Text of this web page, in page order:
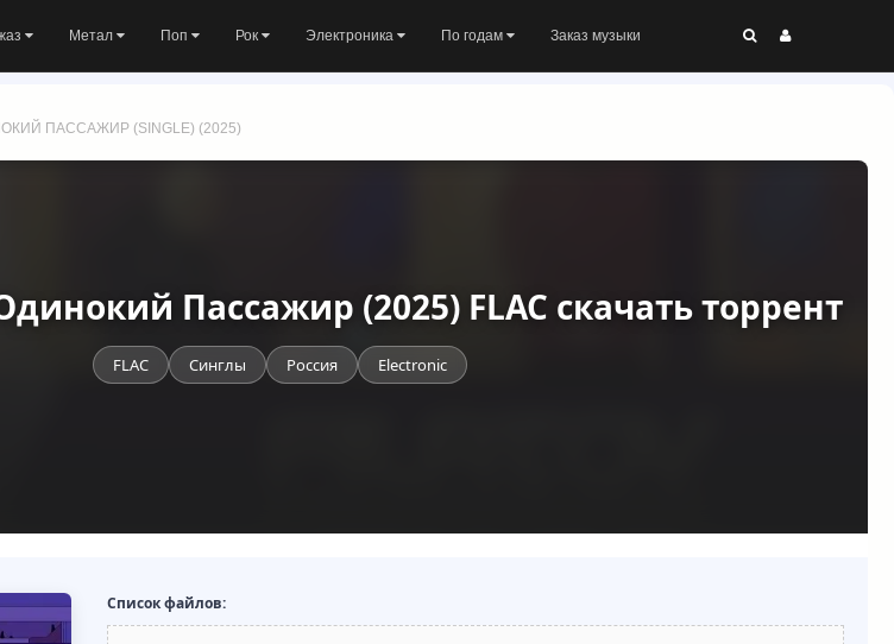
Метал Поп Рок Электроника По годам Заказ музыки
ПАССАЖИР (SINGLE) (2025)
Пассажир (2025) FLAC скачать торрент
FLAC Синглы Россия Electronic
Список файлов: